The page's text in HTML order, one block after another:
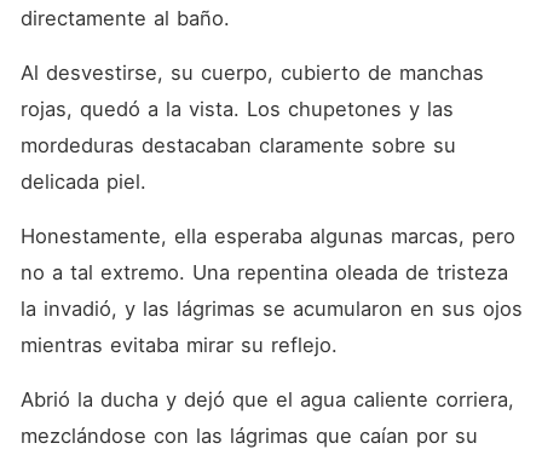
directamente al baño.
Al desvestirse, su cuerpo, cubierto de manchas
rojas, quedó a la vista. Los chupetones y las
mordeduras destacaban claramente sobre su
delicada piel.
Honestamente, ella esperaba algunas marcas, pero
no a tal extremo. Una repentina oleada de tristeza
la invadió, y las lágrimas se acumularon en sus ojos
mientras evitaba mirar su reflejo.
Abrió la ducha y dejó que el agua caliente corriera,
mezclándose con las lágrimas que caían por su